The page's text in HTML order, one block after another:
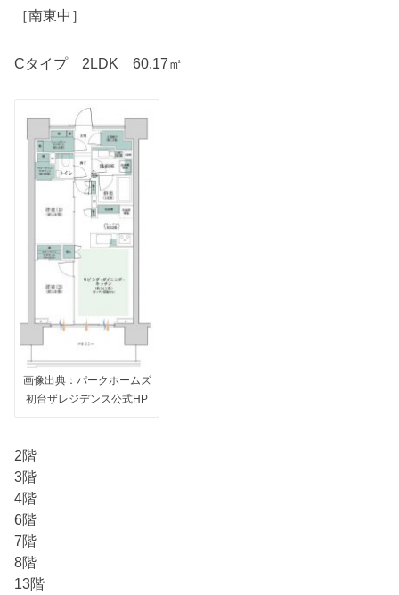
［南東中］
Cタイプ 2LDK 60.17㎡
画像出典：パークホームズ
初台ザレジデンス公式HP
2階
3階
4階
6階
7階
8階
13階